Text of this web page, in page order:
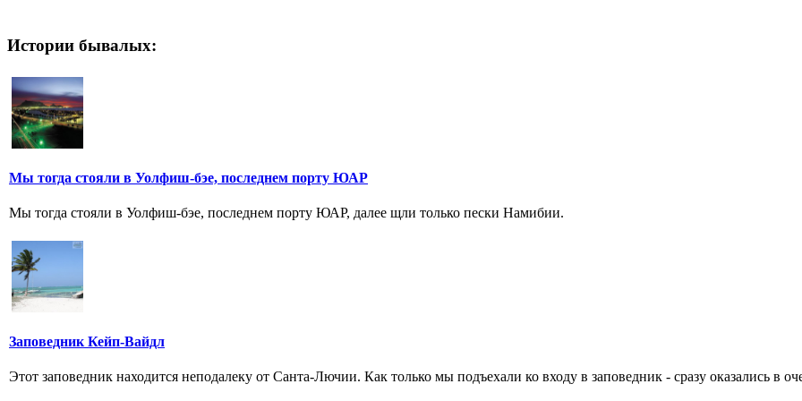
Истории бывалых:
Мы тогда стояли в Уолфиш-бэе, последнем порту ЮАР
Мы тогда стояли в Уолфиш-бэе, последнем порту ЮАР, далее щли только пески Намибии.
Заповедник Кейп-Вайдл
Этот заповедник находится неподалеку от Санта-Лючии. Как только мы подъехали ко входу в заповедник - сразу оказались в